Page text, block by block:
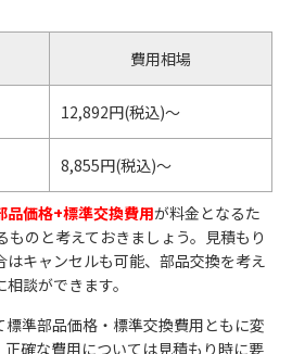
費用相場
12,892円(税込)～
8,855円(税込)～
品価格+標準交換費用が料金となるた
のと考えておきましょう。見積もり
キャンセルも可能、部品交換を考え
談ができます。
準部品価格・標準交換費用ともに変
確な費用については見積もり時に要